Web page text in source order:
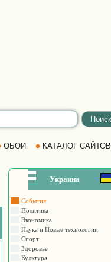
ОБОИ КАТАЛОГ САЙТОВ
Украина
События
Политика
Экономика
Наука и Новые технологии
Спорт
Здоровье
Культура